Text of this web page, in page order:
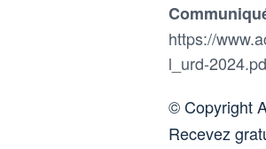
https://
l_urd-
© Copyright
Recevez